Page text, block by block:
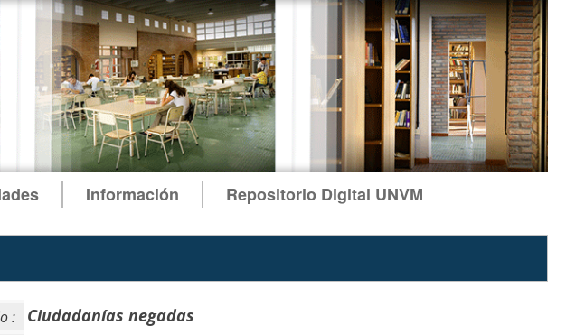
Información Repositorio Digital UNVM
: Ciudadanías negadas